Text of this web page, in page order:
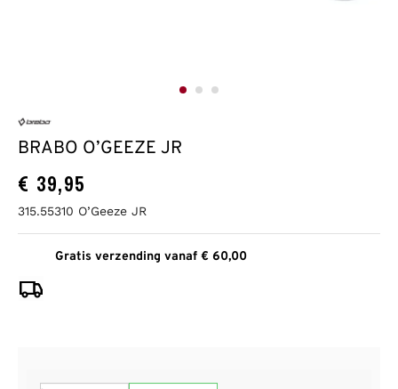
BRABO O’GEEZE JR
€ 39,95
315.55310 O’Geeze JR
Gratis verzending vanaf € 60,00